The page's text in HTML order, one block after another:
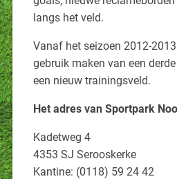
langs het veld.
Vanaf het seizoen 2012-
gebruik maken van een
een nieuw trainingsveld.
Het adres van Sportpark
Kadetweg 4
4353 SJ Serooskerke
Kantine: (0118) 59 24 42